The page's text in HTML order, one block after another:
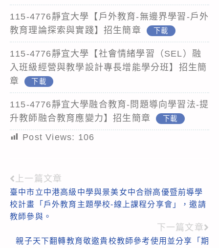
115-4776靜宜大學【戶外教育-無邊界學習-戶外
教育理論探索與實踐】招生簡章
下載
115-4776靜宜大學【社會情緒學習（SEL）融
入班級經營與教學設計專長增能學分班】招生簡
章
下載
115-4776靜宜大學融合教育-問題導向學習法-提
升教師融合教育應變力】招生簡章
下載
Post Views: 106
Read
more
articles
上一篇文章
臺中市立中港高級中學與景美女中合辦高優暨前導學
校計畫「戶外教育主題學校-線上課程分享會」，邀請
教師參與。
下一篇文章
親子天下翻轉教育敬邀貴校教師參考使用並分享「期